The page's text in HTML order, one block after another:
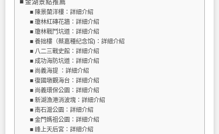
陳景蘭洋樓：詳細介紹
瓊林紅磚花牆：詳細介紹
瓊林戰鬥坑道：詳細介紹
養拙樓（蔡嘉種纪念馆)：詳細介紹
八二三戰史館：詳細介紹
成功海防坑道：詳細介紹
尚義海提 ：詳細介紹
復國墩觀海台：詳細介紹
尚義環保公園：詳細介紹
新湖漁港消波塊：詳細介紹
南石滬公園：詳細介紹
金門媽祖公園：詳細介紹
峰上天后宮：詳細介紹